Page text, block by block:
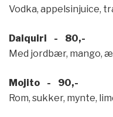
Vodka, appelsinjuice,
Daiquiri - 80,-
Med jordbær, mango,
Mojito - 90,-
Rom, sukker, mynte,